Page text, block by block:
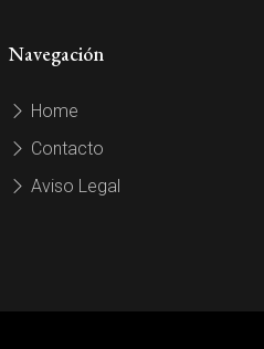
Navegación
Home
Contacto
Aviso Legal